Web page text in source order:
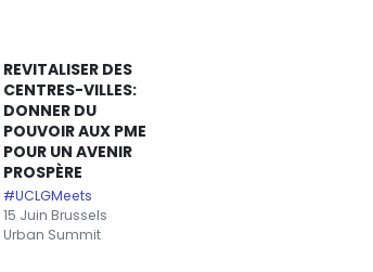
REVITALISER DES
CENTRES-VILLES:
DONNER DU
POUVOIR AUX PME
POUR UN AVENIR
PROSPÈRE
#UCLGMeets
15 Juin Brussels
Urban Summit